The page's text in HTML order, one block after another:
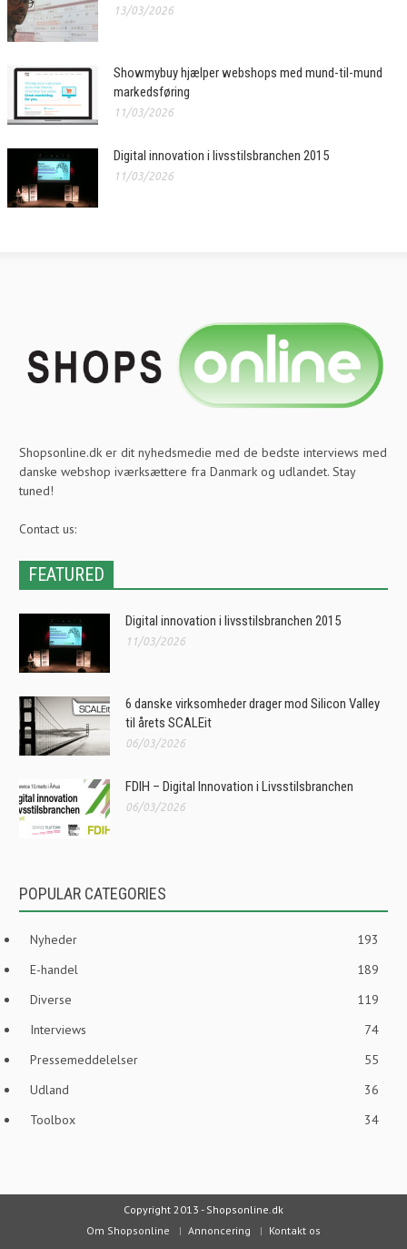
13/03/2026
Showmybuy hjælper webshops med mund-til-mund
markedsføring
11/03/2026
Digital innovation i livsstilsbranchen 2015
11/03/2026
Shopsonline.dk er dit nyhedsmedie med de bedste interviews med
danske webshop iværksættere fra Danmark og udlandet. Stay
tuned!
Contact us:
FEATURED
Digital innovation i livsstilsbranchen 2015
11/03/2026
6 danske virksomheder drager mod Silicon Valley
til årets SCALEit
06/03/2026
FDIH – Digital Innovation i Livsstilsbranchen
06/03/2026
POPULAR CATEGORIES
Nyheder
193
E-handel
189
Diverse
119
Interviews
74
Pressemeddelelser
55
Udland
36
Toolbox
34
Copyright 2013 - Shopsonline.dk
Om Shopsonline
Annoncering Kontakt os